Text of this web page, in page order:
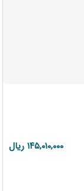
۱۴۵,۰۱۰,۰۰۰ ریال